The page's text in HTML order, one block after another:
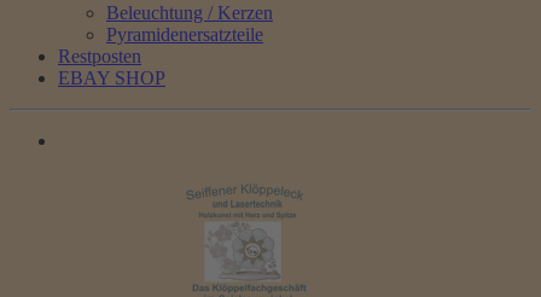
Beleuchtung / Kerzen
Pyramidenersatzteile
Restposten
EBAY SHOP